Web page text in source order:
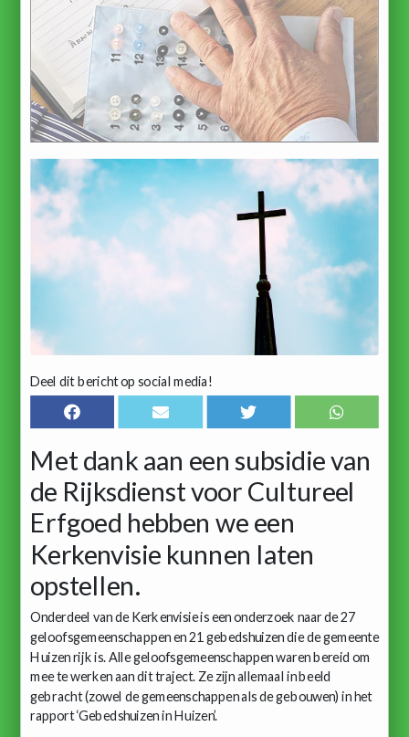
Deel dit bericht op social media!
Met dank aan een subsidie van
de Rijksdienst voor Cultureel
Erfgoed hebben we een
Kerkenvisie kunnen laten
opstellen.
Onderdeel van de Kerkenvisie is een onderzoek naar de 27
geloofsgemeenschappen en 21 gebedshuizen die de gemeente
Huizen rijk is. Alle geloofsgemeenschappen waren bereid om
mee te werken aan dit traject. Ze zijn allemaal in beeld
gebracht (zowel de gemeenschappen als de gebouwen) in het
rapport ‘Gebedshuizen in Huizen’.